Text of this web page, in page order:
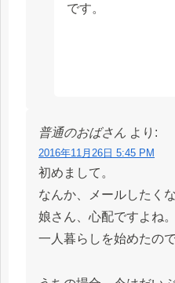
です。
普通のおばさん より:
2016年11月26日 5:45 PM
初めまして。
なんか、メールしたく
娘さん、心配ですよね
一人暮らしを始めたの